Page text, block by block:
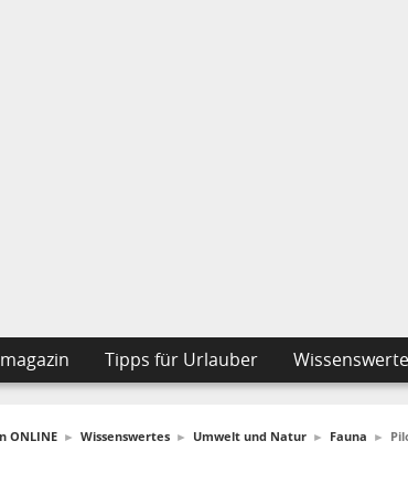
Tipps für Urlauber
ONLINE ► Wissenswertes ► Umwelt und Natur ► Fauna ►